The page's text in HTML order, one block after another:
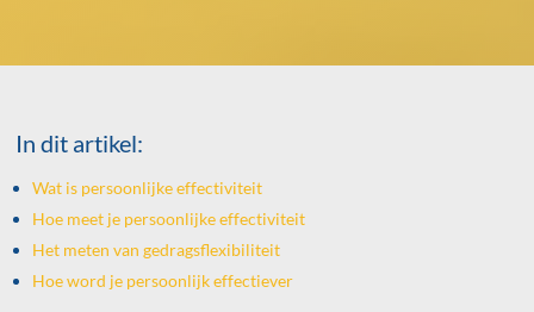
In dit artikel:
Wat is persoonlijke effectiviteit
Hoe meet je persoonlijke effectiviteit
Het meten van gedragsflexibiliteit
Hoe word je persoonlijk effectiever